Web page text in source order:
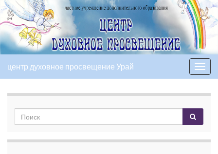
Вкл/
выкл
центр духовное просвещение Урай